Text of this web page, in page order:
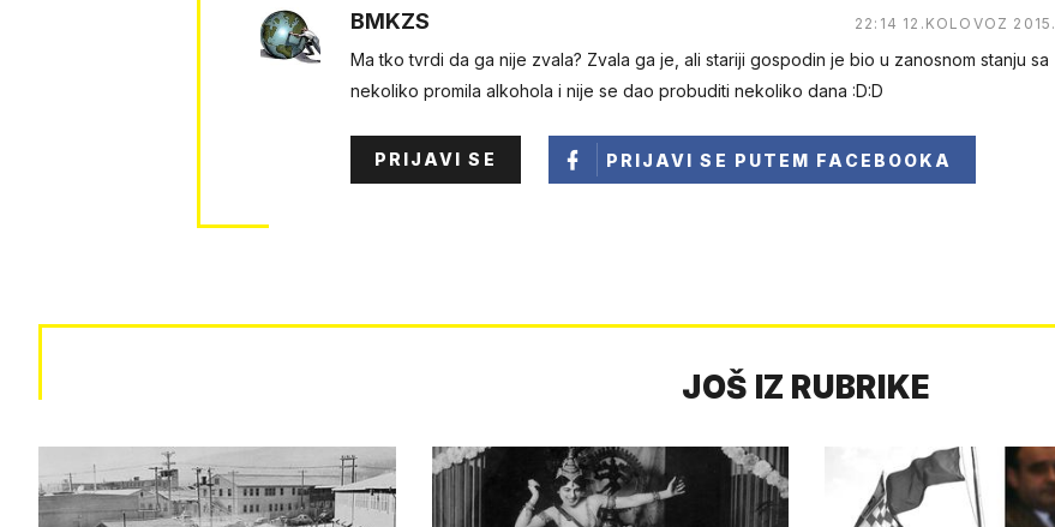
BMKZS 22:14 12.KOLOVOZ 2015.
Ma tko tvrdi da ga nije zvala? Zvala ga je, ali stariji gospodin je bio u zanosnom stanju sa
nekoliko promila alkohola i nije se dao probuditi nekoliko dana :D:D
PRIJAVI SE PRIJAVI SE PUTEM FACEBOOKA
JOŠ IZ RUBRIKE